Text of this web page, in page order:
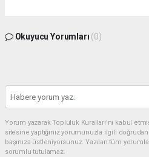
Okuyucu Yorumları (0)
Yorum yazarak Topluluk Kuralları’nı kabul
sitesine yaptığınız yorumunuzla ilgili
başınıza üstleniyorsunuz. Yazılan tüm
sorumlu tutulamaz.